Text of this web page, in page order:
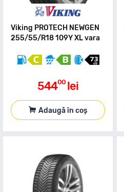
Viking PROTECH NEWGEN
255/55/R18 109Y XL vara
54400 lei
Adaugă în coș